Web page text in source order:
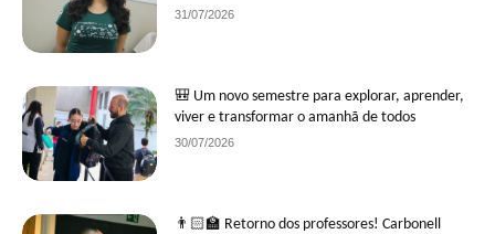
31/07/2026
🎒 Um novo semestre para explorar, aprender,
viver e transformar o amanhã de todos
30/07/2026
👨🏻‍🏫 Retorno dos professores! Carbonell